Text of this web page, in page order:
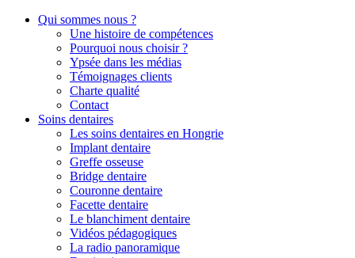
Qui sommes nous ?
Une histoire de compétences
Pourquoi nous choisir ?
Ypsée dans les médias
Témoignages clients
Charte qualité
Contact
Soins dentaires
Les soins dentaires en Hongrie
Implant dentaire
Greffe osseuse
Bridge dentaire
Couronne dentaire
Facette dentaire
Le blanchiment dentaire
Vidéos pédagogiques
La radio panoramique